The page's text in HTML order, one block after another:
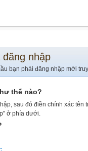
nhập
bạn phải đăng nhập mới
thế nào?
sau đó điền chính xác tên
ở phía dưới.